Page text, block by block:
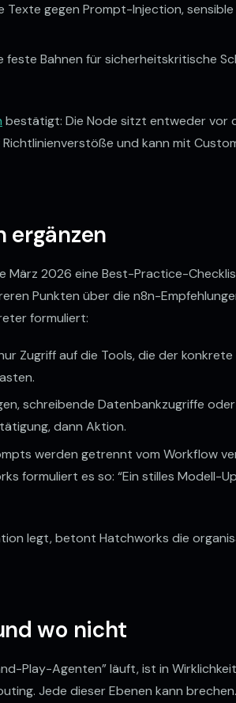
Texte gegen Prompt-Injection,
feste Bahnen für sicherheitskritische
bestätigt: Die Node sitzt entweder vor
und kann mit
ergänzen
März 2026 eine Best-Practice-
Punkten über die n8n-
formuliert:
Zugriff auf die Tools, die der
schreibende Datenbankzugriffe
dann Aktion.
werden getrennt vom Workflow
formuliert es so: “Ein stilles Modell-
legt, betont Hatchworks die
wo nicht
Play-Agenten” läuft, ist in
Jede dieser Ebenen kann
✦ MESSBARE ERGEBNISSE
News Impressum